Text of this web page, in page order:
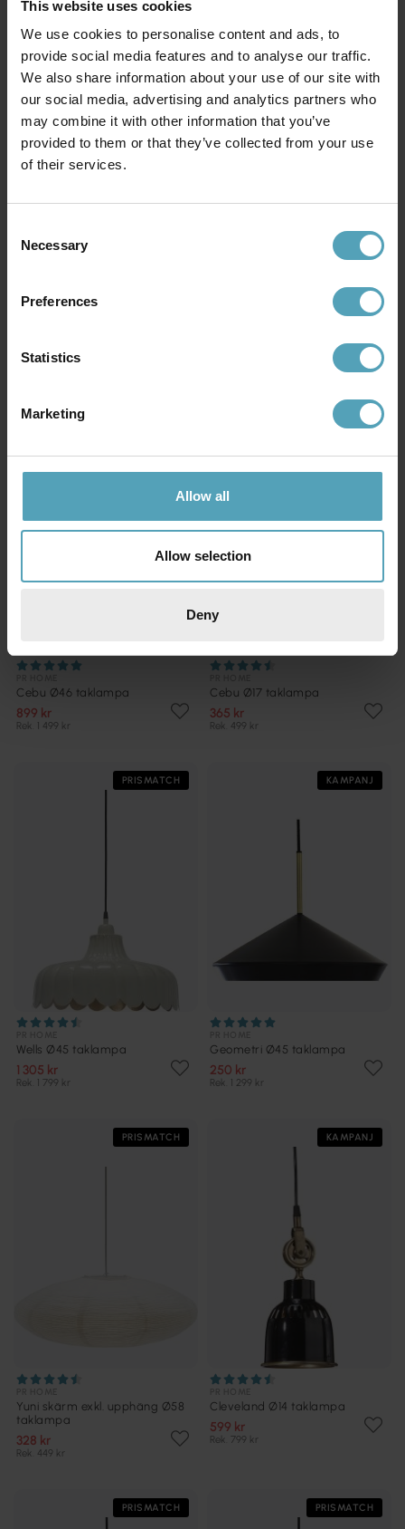
This website uses cookies
We use cookies to personalise content and ads, to
provide social media features and to analyse our traffic.
We also share information about your use of our site with
our social media, advertising and analytics partners who
may combine it with other information that you’ve
provided to them or that they’ve collected from your use
of their services.
Selection
Necessary
Preferences
Statistics
Marketing
Allow all
Allow selection
Deny
Stealth 2 Ø50 taklampa Brassy-Bis Ø30 taklampa
Cebu Ø46 taklampa
899 kr
Rek. 1 499 kr
PRISMATCH
Cebu Ø17 taklampa
365 kr
Rek. 499 kr
PRISMATCH
Wells Ø45 taklampa
1 305 kr
Rek. 1 799 kr
KAMPANJ
Geometri Ø45 taklampa
250 kr
Rek. 1 299 kr
PRISMATCH
Yuni skärm exkl. upphäng Ø58
taklampa
328 kr
Rek. 449 kr
KAMPANJ
Cleveland Ø14 taklampa
599 kr
Rek. 799 kr
PRISMATCH PRISMATCH